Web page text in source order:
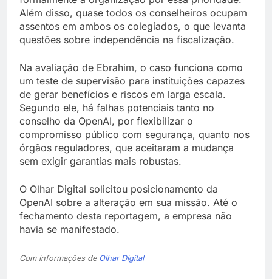
Além disso, quase todos os conselheiros ocupam
assentos em ambos os colegiados, o que levanta
questões sobre independência na fiscalização.
Na avaliação de Ebrahim, o caso funciona como
um teste de supervisão para instituições capazes
de gerar benefícios e riscos em larga escala.
Segundo ele, há falhas potenciais tanto no
conselho da OpenAI, por flexibilizar o
compromisso público com segurança, quanto nos
órgãos reguladores, que aceitaram a mudança
sem exigir garantias mais robustas.
O Olhar Digital solicitou posicionamento da
OpenAI sobre a alteração em sua missão. Até o
fechamento desta reportagem, a empresa não
havia se manifestado.
Com informações de Olhar Digital